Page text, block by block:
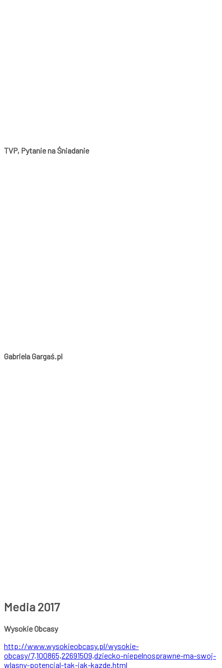
TVP, Pytanie na Śniadanie
Gabriela Gargaś.pl
Media 2017
Wysokie Obcasy
http://www.wysokieobcasy.pl/wysokie-
obcasy/7,100865,22691509,dziecko-niepelnosprawne-ma-swoj-
wlasny-potencjal-tak-jak-kazde.html